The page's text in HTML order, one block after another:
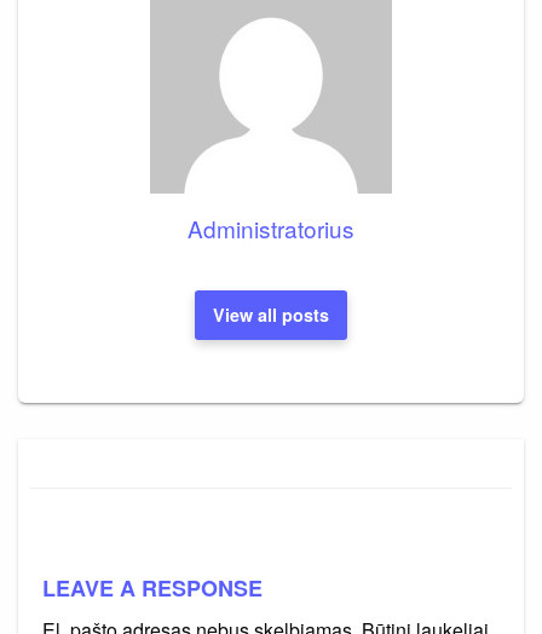
Administratorius
View all posts
LEAVE A RESPONSE